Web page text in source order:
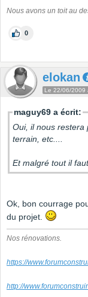
Nous avons un toit au
0
elokan
Le 22/06/2009
maguy69 a écrit:
Oui, il nous restera
terrain, etc....
Et malgré tout il
Ok, bon courrage
du projet.
Nos rénovations.
https://
http://